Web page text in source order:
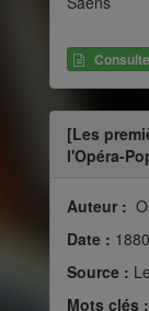
[Les
l'Opéra-
Auteur :
Date :
Source :
Mots clés :